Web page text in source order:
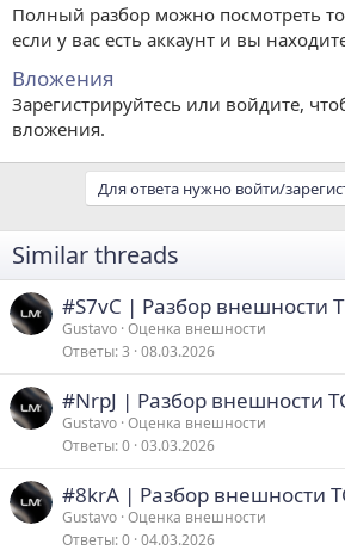
Полный разбор можно посмотреть
если у вас есть аккаунт и вы
Вложения
Зарегистрируйтесь или войдите,
вложения.
Для ответа нужно войти/
Similar threads
#S7vC | Разбор внешности
Gustavo Оценка внешности
Ответы 3 08.03.2026
#NrpJ | Разбор внешности
Gustavo Оценка внешности
Ответы 0 03.03.2026
#8krA | Разбор внешности
Gustavo Оценка внешности
Ответы 0 04.03.2026